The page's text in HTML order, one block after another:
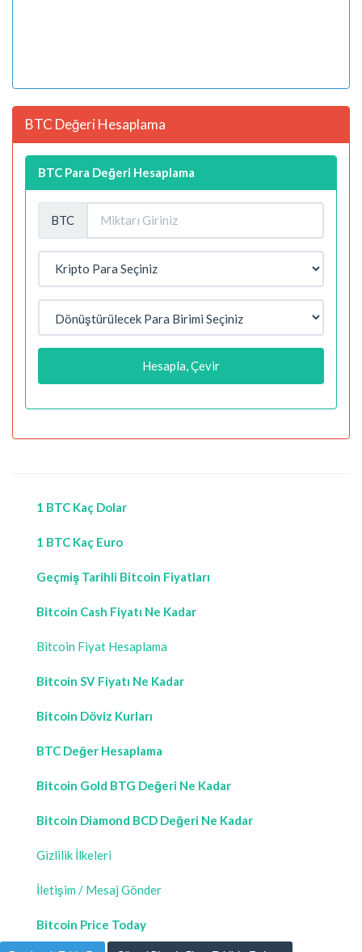
BTC Değeri Hesaplama
BTC Para Değeri Hesaplama
BTC
Hesapla, Çevir
1 BTC Kaç Dolar
1 BTC Kaç Euro
Geçmiş Tarihli Bitcoin Fiyatları
Bitcoin Cash Fiyatı Ne Kadar
Bitcoin Fiyat Hesaplama
Bitcoin SV Fiyatı Ne Kadar
Bitcoin Döviz Kurları
BTC Değer Hesaplama
Bitcoin Gold BTG Değeri Ne Kadar
Bitcoin Diamond BCD Değeri Ne Kadar
Gizlilik İlkeleri
İletişim / Mesaj Gönder
Bitcoin Price Today